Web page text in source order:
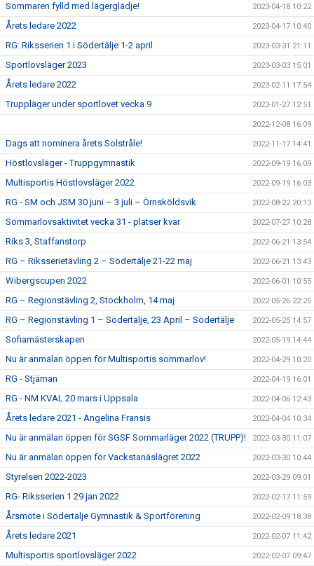
Sommaren fylld med lägerglädje! 2023-04-18 10:22
Årets ledare 2022 2023-04-17 10:40
RG: Riksserien 1 i Södertälje 1-2 april 2023-03-31 21:11
Sportlovsläger 2023 2023-03-03 15:01
Årets ledare 2022 2023-02-11 17:54
Truppläger under sportlovet vecka 9 2023-01-27 12:51
2022-12-08 16:09
Dags att nominera årets Solstråle! 2022-11-17 14:41
Höstlovsläger - Truppgymnastik 2022-09-19 16:09
Multisportis Höstlovsläger 2022 2022-09-19 16:03
RG - SM och JSM 30 juni – 3 juli – Örnsköldsvik 2022-08-22 20:13
Sommarlovsaktivitet vecka 31 - platser kvar 2022-07-27 10:28
Riks 3, Staffanstorp 2022-06-21 13:54
RG – Riksserietävling 2 – Södertälje 21-22 maj 2022-06-21 13:43
Wibergscupen 2022 2022-06-01 10:55
RG – Regionstävling 2, Stockholm, 14 maj 2022-05-26 22:25
RG – Regionstävling 1 – Södertälje, 23 April – Södertälje 2022-05-25 14:57
Sofiamästerskapen 2022-05-19 14:44
Nu är anmälan öppen för Multisportis sommarlov! 2022-04-29 10:20
RG - Stjärnan 2022-04-19 16:01
RG - NM KVAL 20 mars i Uppsala 2022-04-06 12:43
Årets ledare 2021 - Angelina Fransis 2022-04-04 10:34
Nu är anmälan öppen för SGSF Sommarläger 2022 (TRUPP)! 2022-03-30 11:07
Nu är anmälan öppen för Vackstanäslägret 2022 2022-03-30 10:44
Styrelsen 2022-2023 2022-03-29 09:01
RG- Riksserien 1 29 jan 2022 2022-02-17 11:59
Årsmöte i Södertälje Gymnastik & Sportförening 2022-02-09 18:38
Årets ledare 2021 2022-02-07 11:42
Multisportis sportlovsläger 2022 2022-02-07 09:47